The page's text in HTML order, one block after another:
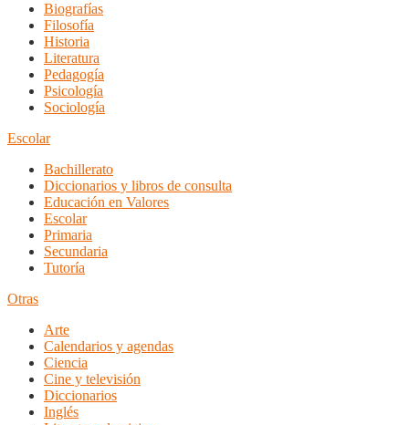
Biografías
Filosofía
Historia
Literatura
Pedagogía
Psicología
Sociología
Escolar
Bachillerato
Diccionarios y libros de consulta
Educación en Valores
Escolar
Primaria
Secundaria
Tutoría
Otras
Arte
Calendarios y agendas
Ciencia
Cine y televisión
Diccionarios
Inglés